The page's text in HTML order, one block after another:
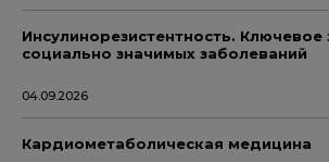
Инсулинорезистентность. Ключевое
социально значимых заболеваний
04.09.2026
Кардиометаболическая медицина